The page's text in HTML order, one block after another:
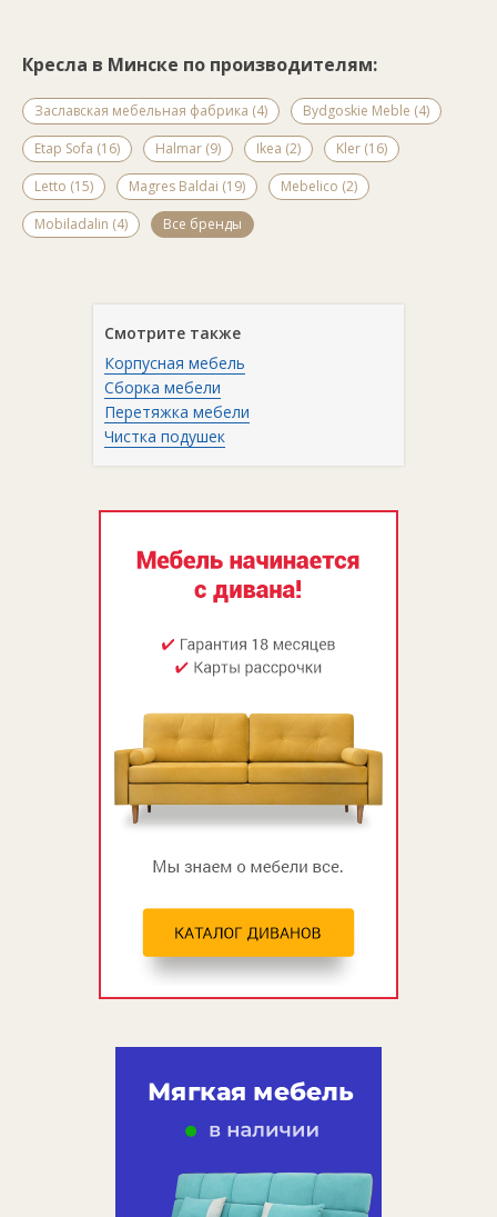
Кресла в Минске по производителям:
Заславская мебельная фабрика (4)
Bydgoskie Meble (4)
Etap Sofa (16)
Halmar (9) Ikea (2)
Kler (16)
Letto (15)
Magres Baldai (19)
Mebelico (2)
Mobiladalin (4)
Все бренды
Смотрите также
Корпусная мебель
Сборка мебели
Перетяжка мебели
Чистка подушек